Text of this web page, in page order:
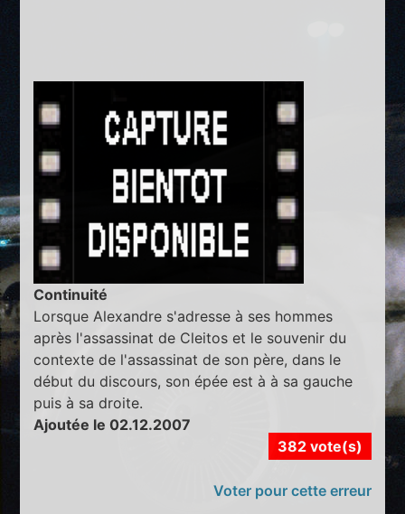
Continuité
Lorsque Alexandre s'adresse à ses hommes
après l'assassinat de Cleitos et le souvenir du
contexte de l'assassinat de son père, dans le
début du discours, son épée est à à sa gauche
puis à sa droite.
Ajoutée le 02.12.2007
382 vote(s)
Voter pour cette erreur